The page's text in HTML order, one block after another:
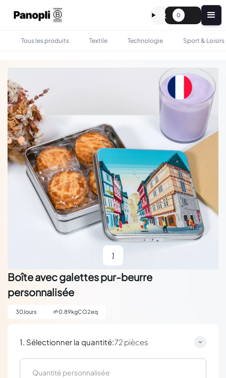
0
Tous les produits Textile Technologie Sport & Loisirs
1
Boîte avec galettes pur-beurre
personnalisée
30Jours 🌱0.89kgCO2eq
1. Sélectionner la quantité:72 pièces